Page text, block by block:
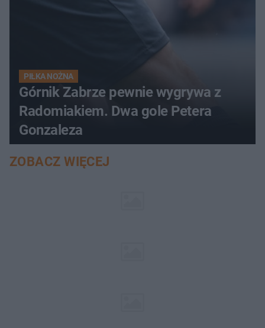
PIŁKA NOŻNA
Górnik Zabrze pewnie wygrywa z
Radomiakiem. Dwa gole Petera
Gonzaleza
ZOBACZ WIĘCEJ